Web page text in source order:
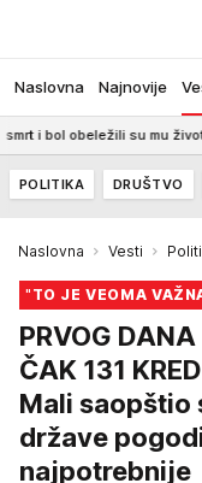
Naslovna Najnovije
obeležili su mu život
POLITIKA DRUŠTVO
Naslovna Vesti
"TO JE VEOMA
PRVOG DANA
ČAK 131
Mali saopštio
države
najpotrebnije